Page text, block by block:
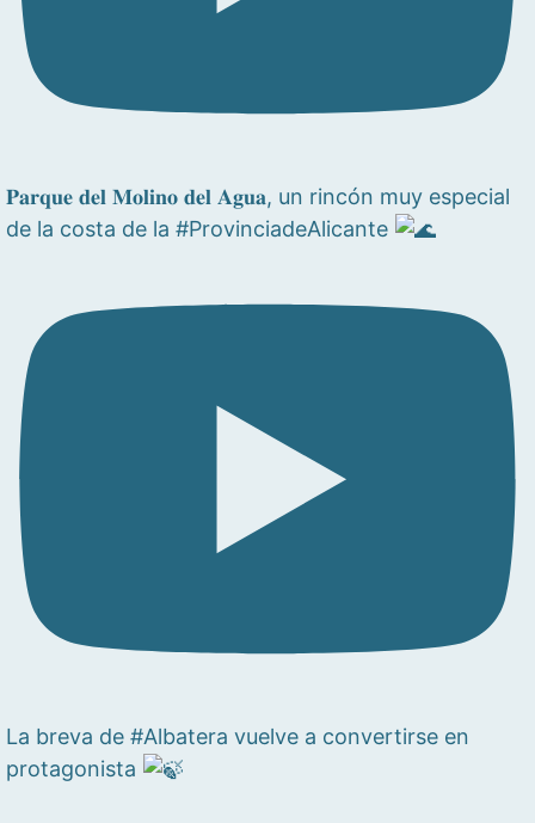
𝐏𝐚𝐫𝐪𝐮𝐞 𝐝𝐞𝐥 𝐌𝐨𝐥𝐢𝐧𝐨 𝐝𝐞𝐥 𝐀𝐠𝐮𝐚, un rincón muy especial
de la costa de la #ProvinciadeAlicante
La breva de #Albatera vuelve a convertirse en
protagonista